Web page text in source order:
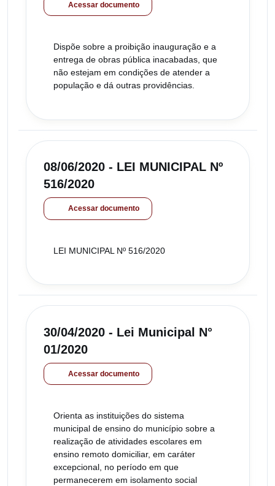
Acessar documento
Dispõe sobre a proibição inauguração e a
entrega de obras pública inacabadas, que
não estejam em condições de atender a
população e dá outras providências.
08/06/2020 - LEI MUNICIPAL Nº
516/2020
Acessar documento
LEI MUNICIPAL Nº 516/2020
30/04/2020 - Lei Municipal N°
01/2020
Acessar documento
Orienta as instituições do sistema
municipal de ensino do município sobre a
realização de atividades escolares em
ensino remoto domiciliar, em caráter
excepcional, no período em que
permanecerem em isolamento social